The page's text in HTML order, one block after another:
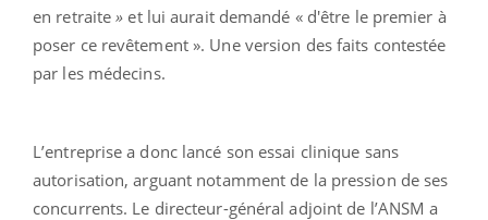
en retraite» et lui aurait demandé « d'être le premier à
poser ce revêtement ». Une version des faits contestée
par les médecins.
L’entreprise a donc lancé son essai clinique sans
autorisation, arguant notamment de la pression de ses
concurrents. Le directeur-général adjoint de l’ANSM a